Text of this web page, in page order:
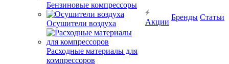
Бензиновые компрессоры
Осушители воздуха
Расходные материалы для
компрессоров
Акции
Бренды Статьи